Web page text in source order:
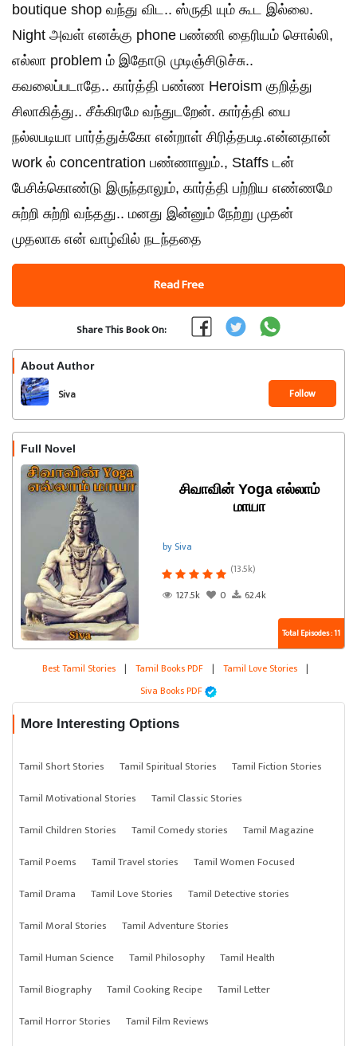
boutique shop வந்து விட.. ஸ்ருதி யும் கூட இல்லை.
Night அவள் எனக்கு phone பண்ணி தைரியம் சொல்லி,
எல்லா problem ம் இதோடு முடிஞ்சிடுச்சு..
கவலைப்படாதே.. கார்த்தி பண்ண Heroism குறித்து
சிலாகித்து.. சீக்கிரமே வந்துடறேன். கார்த்தி யை
நல்லபடியா பார்த்துக்கோ என்றாள் சிரித்தபடி.என்னதான்
work ல் concentration பண்ணாலும்., Staffs டன்
பேசிக்கொண்டு இருந்தாலும், கார்த்தி பற்றிய எண்ணமே
சுற்றி சுற்றி வந்தது.. மனது இன்னும் நேற்று முதன்
முதலாக என் வாழ்வில் நடந்ததை
Read Free
Share This Book On:
About Author
Siva Follow
Full Novel
சிவாவின் Yoga எல்லாம்
மாயா
by Siva
(13.5k)
127.5k
0 62.4k
Total Episodes : 11
Best Tamil Stories | Tamil Books PDF | Tamil Love Stories |
Siva Books PDF
More Interesting Options
Tamil Short Stories Tamil Spiritual Stories
Tamil Fiction Stories
Tamil Motivational Stories
Tamil Classic Stories
Tamil Children Stories
Tamil Comedy stories
Tamil Magazine
Tamil Poems
Tamil Travel stories
Tamil Women Focused
Tamil Drama
Tamil Love Stories
Tamil Detective stories
Tamil Moral Stories
Tamil Adventure Stories
Tamil Human Science
Tamil Philosophy
Tamil Health
Tamil Biography
Tamil Cooking Recipe
Tamil Letter
Tamil Horror Stories
Tamil Film Reviews